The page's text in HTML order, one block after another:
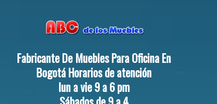
Fabricante De Muebles Para Oficina En
Bogotá Horarios de atención
lun a vie 9 a 6 pm